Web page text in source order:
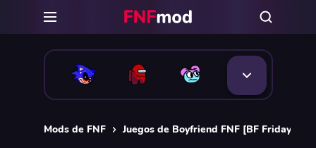
Mods de FNF Juegos de Boyfriend FNF [BF Friday